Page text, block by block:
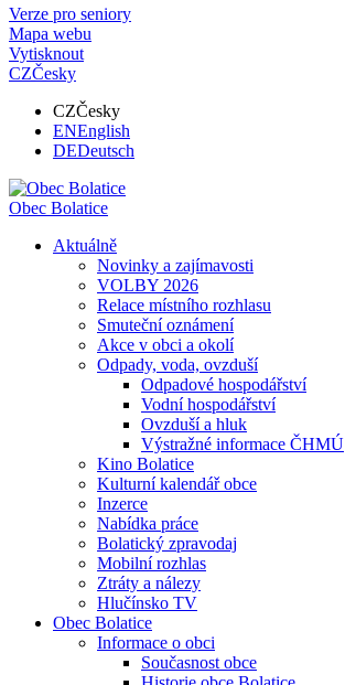
Verze pro seniory
Mapa webu
Vytisknout
CZČesky
CZČesky
ENEnglish
DEDeutsch
Obec Bolatice
Aktuálně
Novinky a zajímavosti
VOLBY 2026
Relace místního rozhlasu
Smuteční oznámení
Akce v obci a okolí
Odpady, voda, ovzduší
Odpadové hospodářství
Vodní hospodářství
Ovzduší a hluk
Výstražné informace ČHMÚ
Kino Bolatice
Kulturní kalendář obce
Inzerce
Nabídka práce
Bolatický zpravodaj
Mobilní rozhlas
Ztráty a nálezy
Hlučínsko TV
Obec Bolatice
Informace o obci
Současnost obce